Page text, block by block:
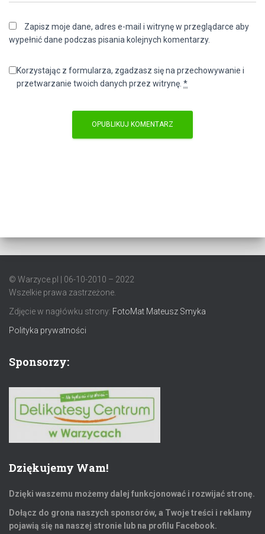
Zapisz moje dane, adres e-mail i witrynę w przeglądarce aby
wypełnić dane podczas pisania kolejnych komentarzy.
Korzystając z formularza, zgadzasz się na przechowywanie i
przetwarzanie twoich danych przez witrynę. *
© Warzyce.pl | 06-10-2010 – 2022
Wszelkie prawa zastrzeżone.
Zdjęcie w nagłówku strony: FotoMat Mateusz Smyka
Polityka prywatności
Sponsorzy:
Dziękujemy Wam!
Dzięki waszemu możemy dalej funkcjonować i rozwijać stronę.
Dołącz do grona naszych sponsorów, a Twoje treści i reklamy
pojawią się na naszej stronie lub na profilu Facebook.